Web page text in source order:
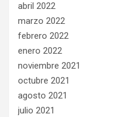
abril 2022
marzo 2022
febrero 2022
enero 2022
noviembre 2021
octubre 2021
agosto 2021
julio 2021